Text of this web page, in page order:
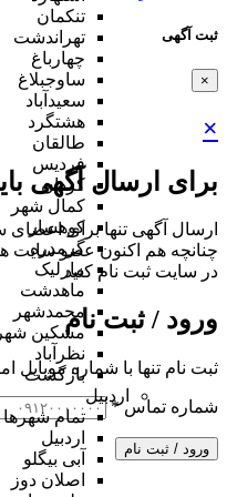
ثبت آگهی
×
×
برای ارسال آگهی
ارسال آگهی تنها برای
چنانچه هم‌ اکنون عضو سایت
در سایت ثبت نام کنید
ورود / ثبت نام
ثبت نام تنها با شماره موبایل
شماره تماس*
ورود / ثبت نام
تنکمان
تهراندشت
چهارباغ
ساوجبلاغ
سعیدآباد
هشتگرد
طالقان
فردیس
کردان
کمال شهر
کوهسار
گرمدره
مارلیک
ماهدشت
محمدشهر
مشکین شهر
نظرآباد
بازگشت
اردبیل
تمام شهر‌ها
اردبیل
آبی بیگلو
اصلان دوز